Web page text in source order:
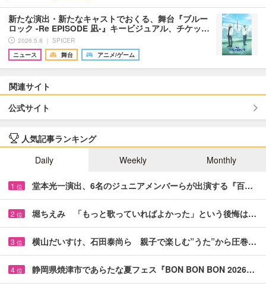
新たな演出・新たなキャストでおくる、舞台『ブルー
ロック -Re EPISODE 凪-』キービジュアル、チケッ…
2026.5.8 ｜ SPICER
ニュース
舞台 アニメ/ゲーム
関連サイト
公式サイト
人気記事ランキング
Daily
Weekly Monthly
1 位 堂本光一演出、6名のジュニアメンバーらが出演する『百…
2 位 堀ちえみ 「もっと歌っていればよかった」という後悔は…
3 位 横山だいすけ、石田泰尚ら 親子で楽しむ”うた”から圧巻…
4 位 静岡県焼津市であらたな夏フェス『BON BON BON 2026…